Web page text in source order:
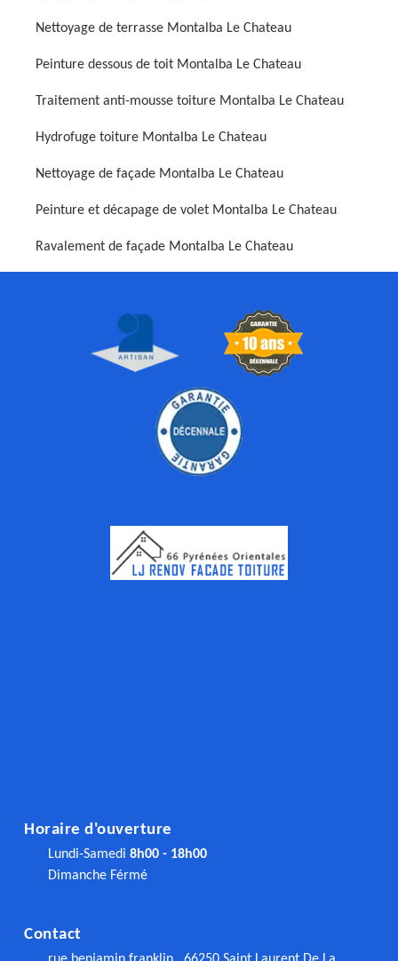
Nettoyage de terrasse Montalba Le Chateau
Peinture dessous de toit Montalba Le Chateau
Traitement anti-mousse toiture Montalba Le Chateau
Hydrofuge toiture Montalba Le Chateau
Nettoyage de façade Montalba Le Chateau
Peinture et décapage de volet Montalba Le Chateau
Ravalement de façade Montalba Le Chateau
Horaire d'ouverture
Lundi-Samedi 8h00 - 18h00
Dimanche Férmé
Contact